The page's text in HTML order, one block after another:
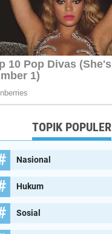
TOPIK POPULER
Nasional
Hukum
Sosial